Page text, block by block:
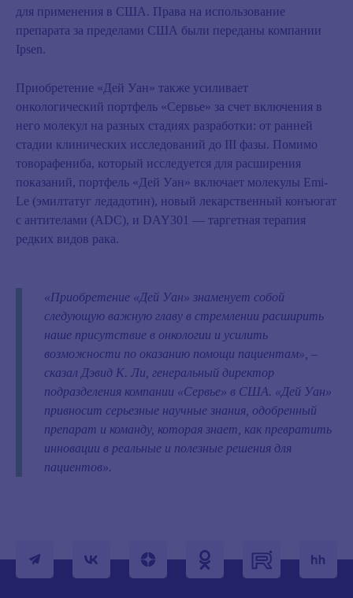
для применения в США. Права на использование
препарата за пределами США были переданы компании
Ipsen.
Приобретение «Дей Уан» также усиливает
онкологический портфель «Сервье» за счет включения в
него молекул на разных стадиях разработки: от ранней
стадии клинических исследований до III фазы. Помимо
товорафениба, который исследуется для расширения
показаний, портфель «Дей Уан» включает молекулы Emi-
Le (эмилтатуг ледадотин), новый лекарственный конъюгат
с антителами (ADC), и DAY301 — таргетная терапия
редких видов рака.
«Приобретение «Дей Уан» знаменует собой
следующую важную главу в стремлении расширить
наше присутствие в онкологии и усилить
возможности по оказанию помощи пациентам», –
сказал Дэвид К. Ли, генеральный директор
подразделения компании «Сервье» в США. «Дей Уан»
привносит серьезные научные знания, одобренный
препарат и команду, которая знает, как превратить
инновации в реальные и полезные решения для
пациентов».